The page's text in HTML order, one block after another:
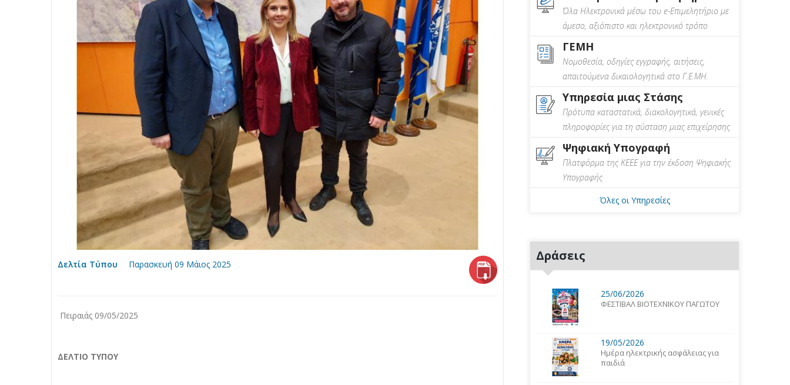
Δελτία Τύπου Παρασκευή 09 Μάιος 2025
Πειραιάς 09/05/2025
ΔΕΛΤΙΟ ΤΥΠΟΥ
Όλα Ηλεκτρονικά μέσω του e-Επιμελητήριο με
άμεσο, αξιόπιστο και ηλεκτρονικό τρόπο
ΓΕΜΗ
Νομοθεσία, οδηγίες εγγραφής, αιτήσεις,
απαιτούμενα δικαιολογητικά στο Γ.Ε.ΜΗ.
Υπηρεσία μιας Στάσης
Πρότυπα καταστατικά, διακολογητικά, γενικές
πληροφορίες για τη σύσταση μιας επιχείρησης
Ψηφιακή Υπογραφή
Πλατφόρμα της ΚΕΕΕ για την έκδοση Ψηφιακής
Υπογραφής
Όλες οι Υπηρεσίες
Δράσεις
25/06/2026
ΦΕΣΤΙΒΑΛ ΒΙΟΤΕΧΝΙΚΟΥ ΠΑΓΩΤΟΥ
19/05/2026
Ημέρα ηλεκτρικής ασφάλειας για
παιδιά